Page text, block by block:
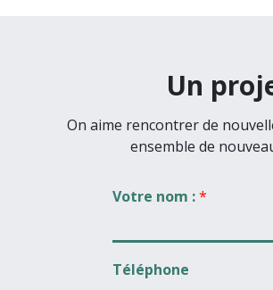
Un
On aime rencontrer de
ensemble de
Votre nom :*
Téléphone